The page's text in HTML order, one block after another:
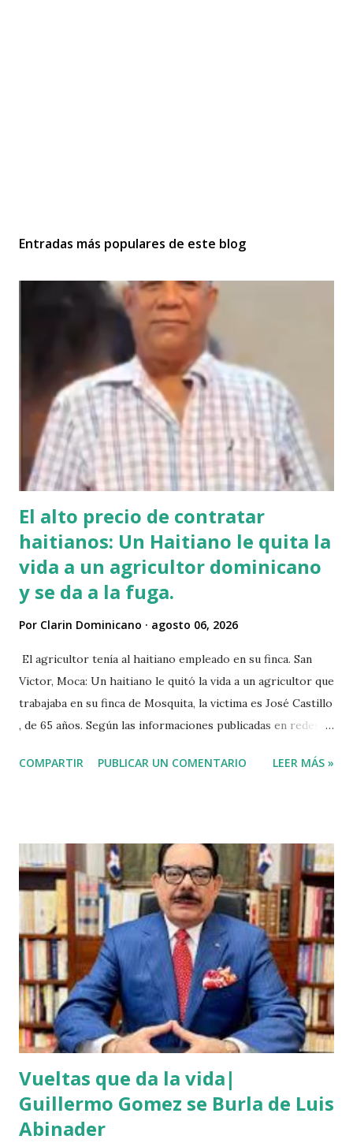
Entradas más populares de este blog
El alto precio de contratar
haitianos: Un Haitiano le quita la
vida a un agricultor dominicano
y se da a la fuga.
Por Clarin Dominicano agosto 06, 2026
El agricultor tenía al haitiano empleado en su finca. San
Victor, Moca: Un haitiano le quitó la vida a un agricultor que
trabajaba en su finca de Mosquita, la victima es José Castillo
, de 65 años. Según las informaciones publicadas en redes
que el haitiano de inmediato se puso al acecho del
dinero, por lo que este a su vez se mantuvo esperando el
momento oportuno para cometer el hecho y asaltarlo,
según versiones el haitiano era adicto a las drogas y por
eso le pidió el dinero prestado. Las versiones de los
comunitarios indican que el asesino tenía su ropa empapada
de sangre y que éste se bañó y de dejó las ropas
ensangrentada tirada en el lugar donde vivía, luego empredi
ó la huida. Éste es solo uno de múltiples asesinatos
cometidos por haiti...
COMPARTIR PUBLICAR UN COMENTARIO LEER MÁS »
Vueltas que da la vida|
Guillermo Gomez se Burla de Luis
Abinader